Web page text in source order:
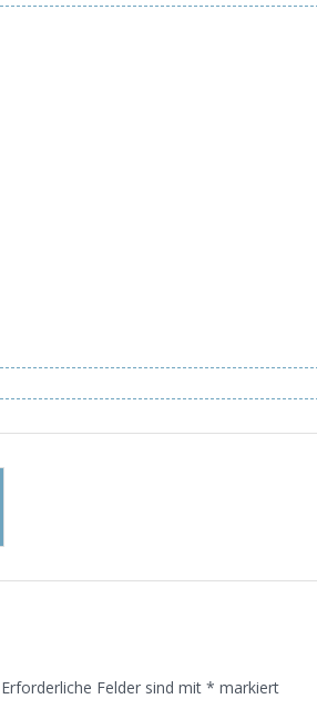
Erforderliche Felder sind mit * markiert